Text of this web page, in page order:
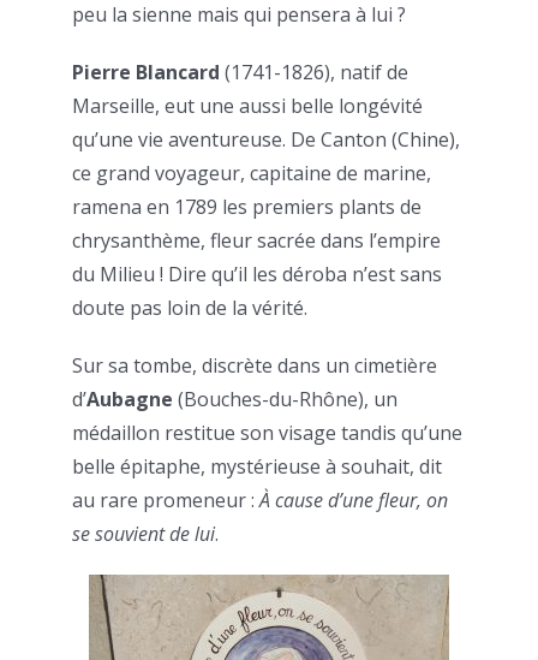
peu la sienne mais qui pensera à lui ?
Pierre Blancard (1741-1826), natif de
Marseille, eut une aussi belle longévité
qu’une vie aventureuse. De Canton (Chine),
ce grand voyageur, capitaine de marine,
ramena en 1789 les premiers plants de
chrysanthème, fleur sacrée dans l’empire
du Milieu ! Dire qu’il les déroba n’est sans
doute pas loin de la vérité.
Sur sa tombe, discrète dans un cimetière
d’Aubagne (Bouches-du-Rhône), un
médaillon restitue son visage tandis qu’une
belle épitaphe, mystérieuse à souhait, dit
au rare promeneur :À cause d’une fleur, on
se souvient de lui.